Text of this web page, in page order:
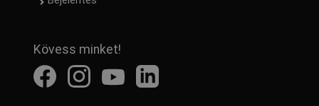
Kövess minket!